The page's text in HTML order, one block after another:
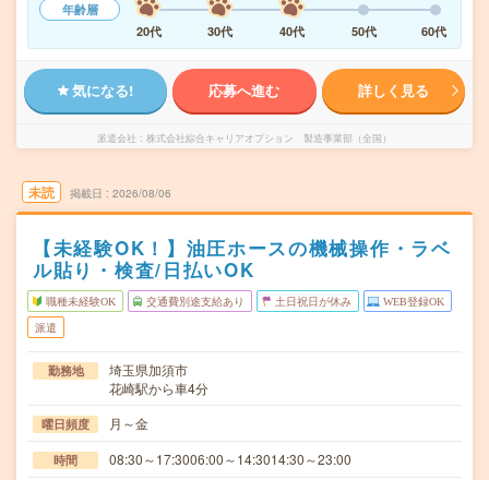
年齢層
20代
30代 40代 50代 60代
気になる! 応募へ進む 詳しく見る
派遣会社 株式会社綜合キャリアオプション 製造事業部（全国）
未読 掲載日 2026/08/06
【未経験OK！】油圧ホースの機械操作・ラベ
ル貼り・検査/日払いOK
職種未経験OK 交通費別途支給あり 土日祝日が休み WEB登録OK
派遣
勤務地
埼玉県加須市
花崎駅から車4分
曜日頻度 月～金
時間 08:30～17:3006:00～14:3014:30～23:00